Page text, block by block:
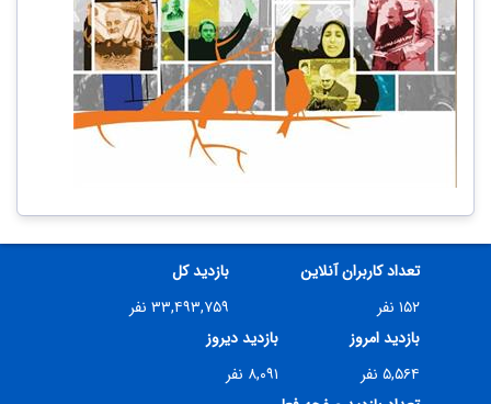
تعداد کاربران آنلاین
۱۵۲ نفر
بازدید کل
۳۳,۴۹۳,۷۵۹ نفر
بازدید امروز
۵,۵۶۴ نفر
بازدید دیروز
۸,۰۹۱ نفر